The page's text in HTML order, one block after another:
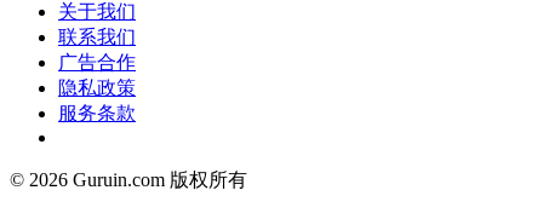
关于我们
联系我们
广告合作
隐私政策
服务条款
© 2026 Guruin.com 版权所有